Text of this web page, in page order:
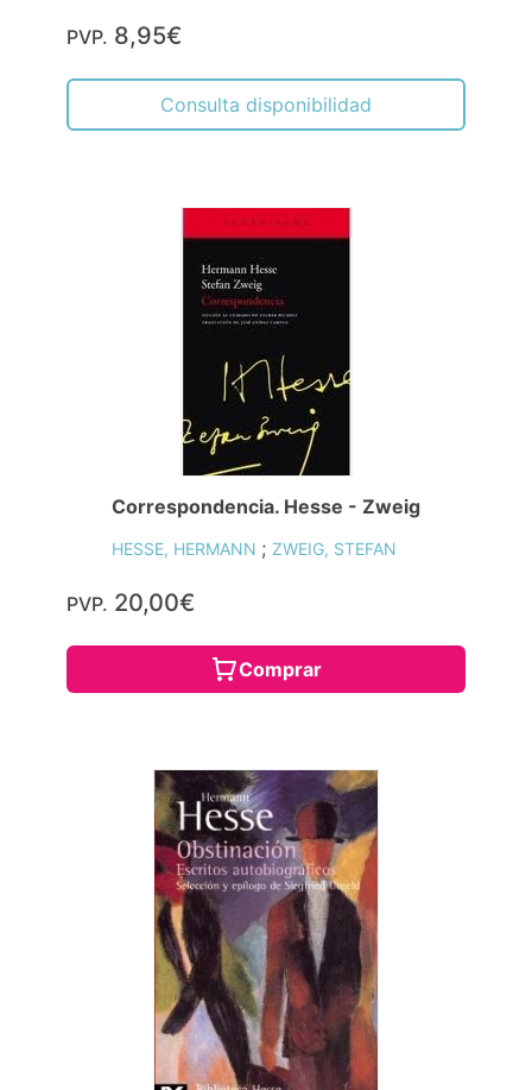
PVP. 8,95€
Consulta disponibilidad
Correspondencia. Hesse - Zweig
HESSE, HERMANN ; ZWEIG, STEFAN
PVP. 20,00€
Comprar